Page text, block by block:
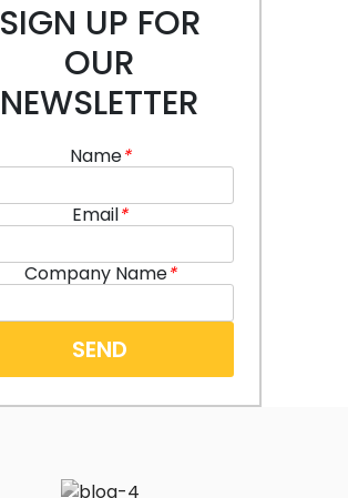
SIGN UP FOR
OUR
NEWSLETTER
Name*
Email*
Company Name*